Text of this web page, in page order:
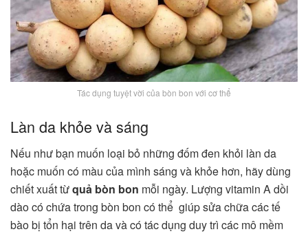
Tác dụng tuyệt vời của bòn bon với cơ thể
Làn da khỏe và sáng
Nếu như bạn muốn loại bỏ những đốm đen khỏi làn da
hoặc muốn có màu của mình sáng và khỏe hơn, hãy dùng
chiết xuất từquả bòn bon mỗi ngày. Lượng vitamin A dồi
dào có chứa trong bòn bon có thể giúp sửa chữa các tế
bào bị tổn hại trên da và có tác dụng duy trì các mô mềm